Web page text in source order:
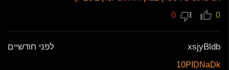
0
xsjyBldb לפני חודשיים
10PIDNaDk